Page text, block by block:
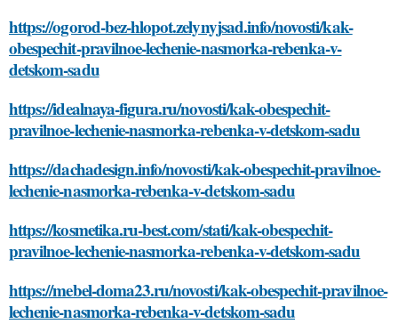
https://ogorod-bez-hlopot.zelynyjsad.info/novosti/kak-
obespechit-pravilnoe-lechenie-nasmorka-rebenka-v-
detskom-sadu
https://idealnaya-figura.ru/novosti/kak-obespechit-
pravilnoe-lechenie-nasmorka-rebenka-v-detskom-sadu
https://dachadesign.info/novosti/kak-obespechit-pravilnoe-
lechenie-nasmorka-rebenka-v-detskom-sadu
https://kosmetika.ru-best.com/stati/kak-obespechit-
pravilnoe-lechenie-nasmorka-rebenka-v-detskom-sadu
https://mebel-doma23.ru/novosti/kak-obespechit-pravilnoe-
lechenie-nasmorka-rebenka-v-detskom-sadu